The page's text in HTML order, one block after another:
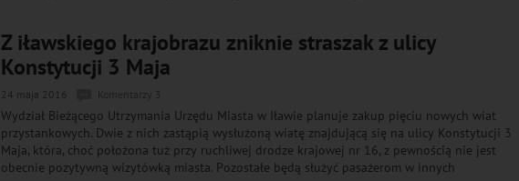
Z iławskiego krajobrazu zniknie straszak z ulicy
Konstytucji 3 Maja
24 maja 2016
Wydział Bieżącego Utrzymania Urzędu Miasta w Iławie planuje zakup pięciu nowych wiat
przystankowych. Dwie z nich zastąpią wysłużoną wiatę znajdującą się na ulicy Konstytucji 3
Maja, która, choć położona tuż przy ruchliwej drodze krajowej nr 16, z pewnością nie jest
obecnie pozytywną wizytówką miasta. Pozostałe będą służyć pasażerom w innych